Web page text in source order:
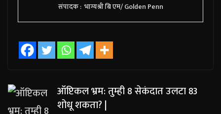
संपादक : भाग्यश्री बि एम/ Golden Penn
ऑप्टिकल भ्रम: तुम्ही 8 सेकंदात उलटा 83
शोधू शकता? |